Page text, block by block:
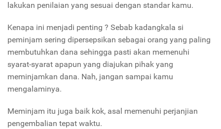
lakukan penilaian yang sesuai dengan standar kamu.
Kenapa ini menjadi penting ? Sebab kadangkala si
peminjam sering dipersepsikan sebagai orang yang paling
membutuhkan dana sehingga pasti akan memenuhi
syarat-syarat apapun yang diajukan pihak yang
meminjamkan dana. Nah, jangan sampai kamu
mengalaminya.
Meminjam itu juga baik kok, asal memenuhi perjanjian
pengembalian tepat waktu.